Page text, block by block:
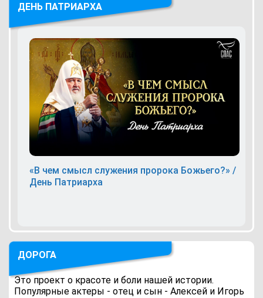
ДЕНЬ ПАТРИАРХА
«В чем смысл служения пророка Божьего?» /
День Патриарха
ДОРОГА
Это проект о красоте и боли нашей истории.
Популярные актеры - отец и сын - Алексей и Игорь